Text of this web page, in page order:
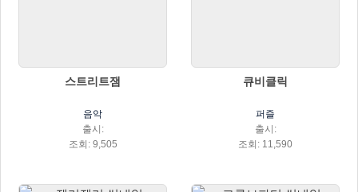
스트리트잼
음악
출시:
조회: 9,505
큐비클릭
퍼즐
출시:
조회: 11,590